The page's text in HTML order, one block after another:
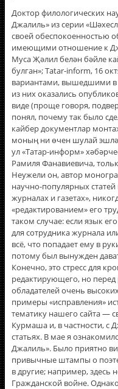
Доктор филологических
Джалиль» из серии
своей обеспокоенностью
имеющими отношение к
Муса Җәлил белән бәйле
булган»; Tatar-inform, 16
вариантами, вышедшими в
из них оказались
виде (проще говоря,
понял, почему так было
кайбер документлар
моның ни өчен шулай
ул «Татар-информ»
Рамиля Фанавиевича,
Неужели он, автор
научно-популярных
журналах и газетах»,
«редактированием» его
таком случае: если язык
для сотрудника журнала
всё, что попадает ему в
потому был вынужден
Конечно, это стресс для
редактирующего, но
обладателей очень
примеры «исправления»
тематику нашего сайта —
Курмаша и, в частности, с
статьях. В мае я
Джалиль». Было приятно
привычные штампы о
в другие; например, здесь
Гражданской войне.